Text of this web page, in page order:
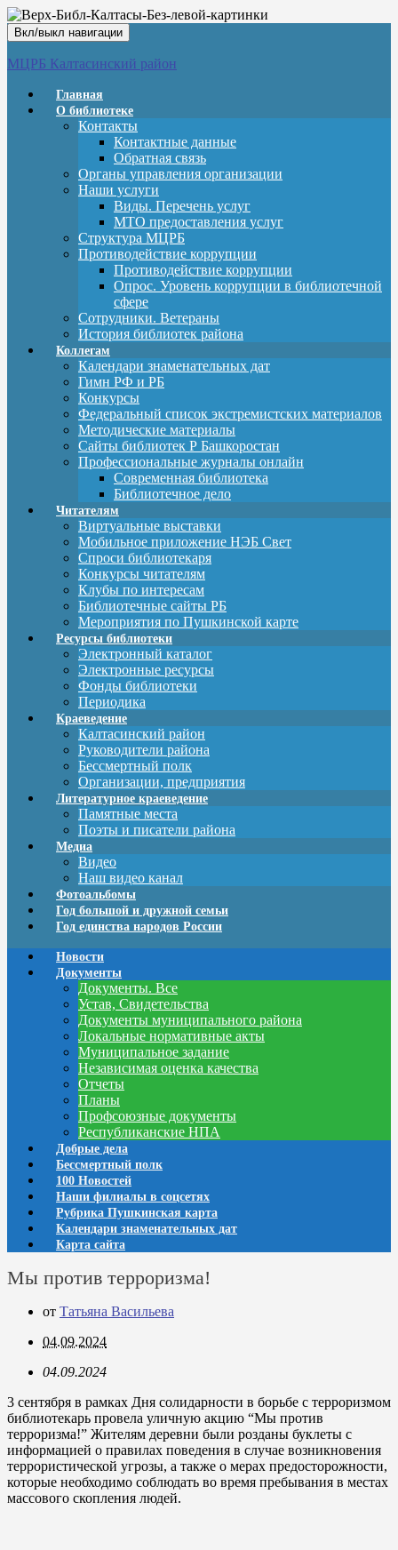
Вкл/выкл навигации
МЦРБ Калтасинский район
Главная
О библиотеке
Контакты
Контактные данные
Обратная связь
Органы управления организации
Наши услуги
Виды. Перечень услуг
МТО предоставления услуг
Структура МЦРБ
Противодействие коррупции
Противодействие коррупции
Опрос. Уровень коррупции в библиотечной
сфере
Сотрудники. Ветераны
История библиотек района
Коллегам
Календари знаменательных дат
Гимн РФ и РБ
Конкурсы
Федеральный список экстремистских материалов
Методические материалы
Сайты библиотек Р Башкоростан
Профессиональные журналы онлайн
Современная библиотека
Библиотечное дело
Читателям
Виртуальные выставки
Мобильное приложение НЭБ Свет
Спроси библиотекаря
Конкурсы читателям
Клубы по интересам
Библиотечные сайты РБ
Мероприятия по Пушкинской карте
Ресурсы библиотеки
Электронный каталог
Электронные ресурсы
Фонды библиотеки
Периодика
Краеведение
Калтасинский район
Руководители района
Бессмертный полк
Организации, предприятия
Литературное краеведение
Памятные места
Поэты и писатели района
Медиа
Видео
Наш видео канал
Фотоальбомы
Год большой и дружной семьи
Год единства народов России
Новости
Документы
Документы. Все
Устав, Свидетельства
Документы муниципального района
Локальные нормативные акты
Муниципальное задание
Независимая оценка качества
Отчеты
Планы
Профсоюзные документы
Республиканские НПА
Добрые дела
Бессмертный полк
100 Новостей
Наши филиалы в соцсетях
Рубрика Пушкинская карта
Календари знаменательных дат
Карта сайта
Мы против терроризма!
от Татьяна Васильева
04.09.2024
04.09.2024
3 сентября в рамках Дня солидарности в борьбе с терроризмом
библиотекарь провела уличную акцию “Мы против
терроризма!” Жителям деревни были розданы буклеты с
информацией о правилах поведения в случае возникновения
террористической угрозы, а также о мерах предосторожности,
которые необходимо соблюдать во время пребывания в местах
массового скопления людей.